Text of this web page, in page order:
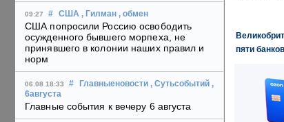
09:27 # США , Гилман , обмен
США попросили Россию освободить
осужденного бывшего морпеха, не
принявшего в колонии наших правил и
норм
06.08 18:33 # Главныеновости , Сутьсобытий ,
6августа
Главные события к вечеру 6 августа
пяти